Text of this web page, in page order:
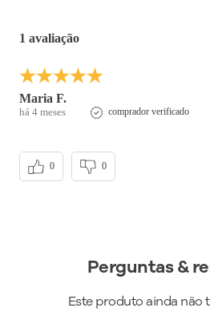
1 avaliação
Maria F.
há 4 meses comprador verificado
0 0
Perguntas &
Este produto ainda não